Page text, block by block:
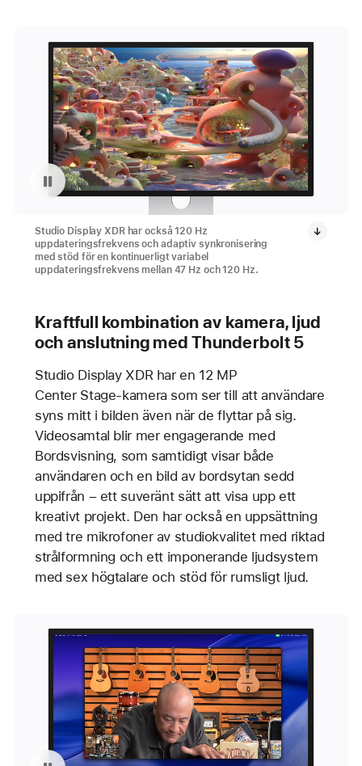
Pausa videouppspelningen av: Ett spel på Studio Display XDR
Studio Display XDR har också 120 Hz
uppdateringsfrekvens och adaptiv synkronisering
med stöd för en kontinuerligt variabel
uppdateringsfrekvens mellan 47 Hz och 120 Hz.
Kraftfull kombination av kamera, ljud
och anslutning med Thunderbolt 5
Studio Display XDR har en 12 MP
Center Stage-kamera som ser till att användare
syns mitt i bilden även när de flyttar på sig.
Videosamtal blir mer engagerande med
Bordsvisning, som samtidigt visar både
användaren och en bild av bordsytan sedd
uppifrån – ett suveränt sätt att visa upp ett
kreativt projekt. Den har också en uppsättning
med tre mikrofoner av studiokvalitet med riktad
strål­formning och ett imponerande ljudsystem
med sex högtalare och stöd för rumsligt ljud.